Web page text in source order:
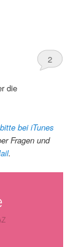
2
die
bei iTunes
Fragen und
.